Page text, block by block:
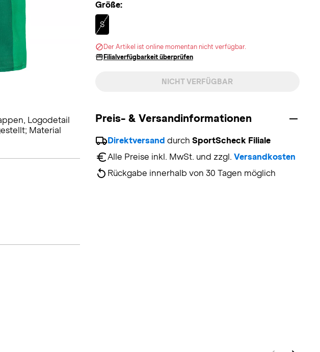
Größe:
S
Selected
Der Artikel ist online momentan nicht verfügbar.
Filialverfügbarkeit überprüfen
NICHT VERFÜGBAR
Preis- & Versandinformationen
Direktversand durch SportScheck Filiale
Alle Preise inkl. MwSt. und zzgl. Versandkosten
Rückgabe innerhalb von 30 Tagen möglich
Logodetail
Material